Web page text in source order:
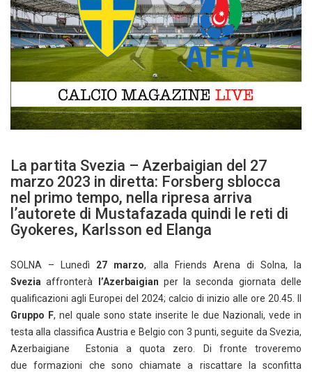
La partita Svezia – Azerbaigian del 27
marzo 2023 in diretta: Forsberg sblocca
nel primo tempo, nella ripresa arriva
l’autorete di Mustafazada quindi le reti di
Gyokeres, Karlsson ed Elanga
SOLNA – Lunedì 27 marzo, alla Friends Arena di Solna, la
Sveziaaffronterà l’Azerbaigian per la seconda giornata delle
qualificazioni agli Europei del 2024; calcio di inizio alle ore 20.45. Il
Gruppo F, nel quale sono state inserite le due Nazionali, vede in
testa alla classifica Austria e Belgio con 3 punti, seguite da Svezia,
Azerbaigiane Estonia a quota zero. Di fronte troveremo
due formazioni che sono chiamate a riscattare la sconfitta